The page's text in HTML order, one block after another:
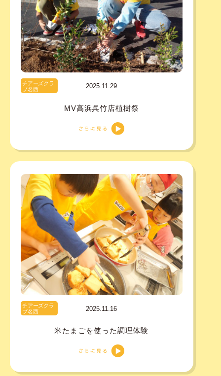
チアーズクラ
ブ名西
2025.11.29
MV高浜呉竹店植樹祭
チアーズクラ
ブ名西
2025.11.16
米たまごを使った調理体験